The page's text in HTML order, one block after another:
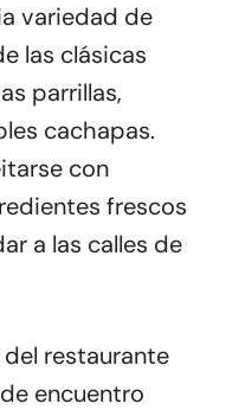
variedad de
las clásicas
parrillas,
cachapas.
con
frescos
a las calles de
restaurante
encuentro